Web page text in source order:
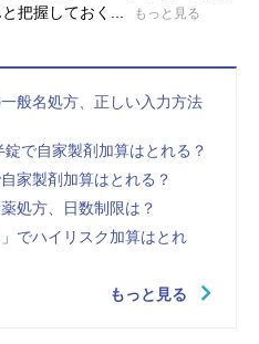
把握しておく...
もっと見る
般名処方、正しい入力方法
で自家製剤加算はとれる？
家製剤加算はとれる？
処方、日数制限は？
でハイリスク加算はとれ
もっと見る